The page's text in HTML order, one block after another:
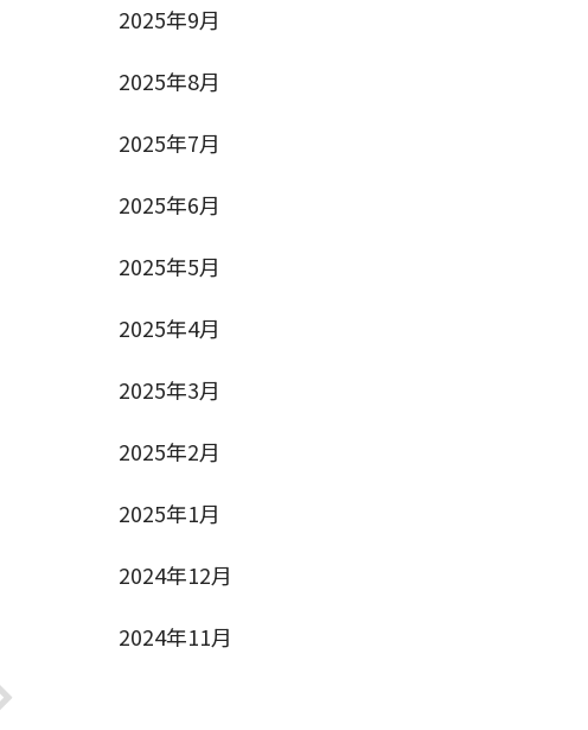
2025年9月
2025年8月
2025年7月
2025年6月
2025年5月
2025年4月
2025年3月
2025年2月
2025年1月
2024年12月
2024年11月